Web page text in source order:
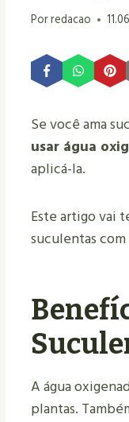
Porredacao
Se você ama
usar água
aplicá-la.
Este artigo vai
suculentas
A água
plantas.